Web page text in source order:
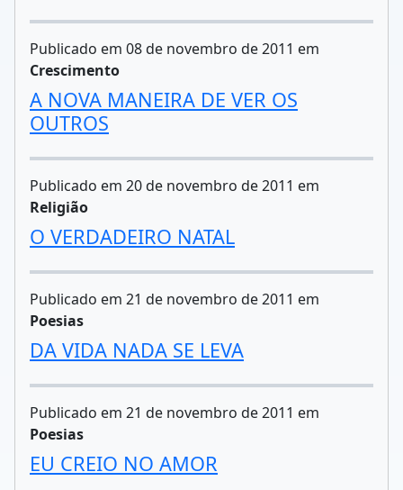
Publicado em 08 de novembro de 2011 em
Crescimento
A NOVA MANEIRA DE VER OS
OUTROS
Publicado em 20 de novembro de 2011 em
Religião
O VERDADEIRO NATAL
Publicado em 21 de novembro de 2011 em
Poesias
DA VIDA NADA SE LEVA
Publicado em 21 de novembro de 2011 em
Poesias
EU CREIO NO AMOR